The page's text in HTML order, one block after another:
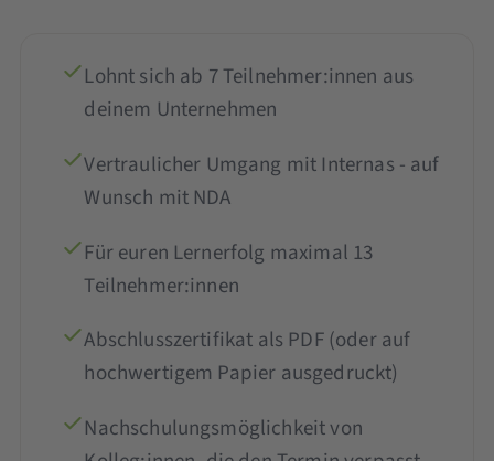
Lohnt sich ab 7 Teilnehmer:innen aus
deinem Unternehmen
Vertraulicher Umgang mit Internas - auf
Wunsch mit NDA
Für euren Lernerfolg maximal 13
Teilnehmer:innen
Abschlusszertifikat als PDF (oder auf
hochwertigem Papier ausgedruckt)
Nachschulungsmöglichkeit von